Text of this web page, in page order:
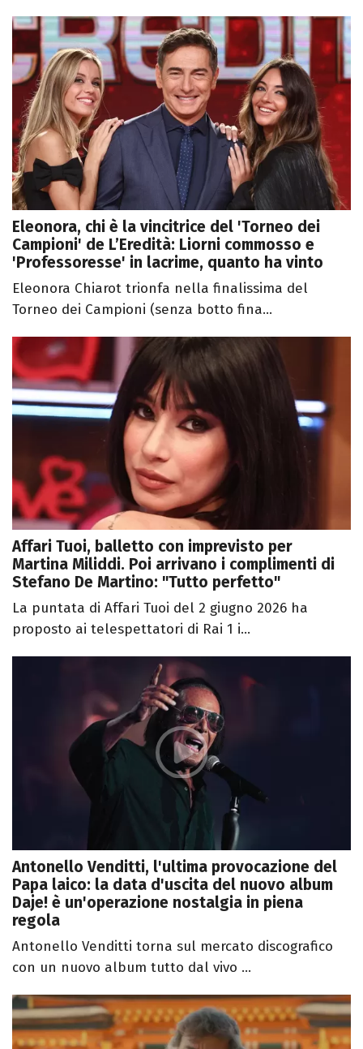
Eleonora, chi è la vincitrice del 'Torneo dei
Campioni' de L’Eredità: Liorni commosso e
'Professoresse' in lacrime, quanto ha vinto
Eleonora Chiarot trionfa nella finalissima del
Torneo dei Campioni (senza botto fina...
Affari Tuoi, balletto con imprevisto per
Martina Miliddi. Poi arrivano i complimenti di
Stefano De Martino: "Tutto perfetto"
La puntata di Affari Tuoi del 2 giugno 2026 ha
proposto ai telespettatori di Rai 1 i...
Antonello Venditti, l'ultima provocazione del
Papa laico: la data d'uscita del nuovo album
Daje! è un'operazione nostalgia in piena
regola
Antonello Venditti torna sul mercato discografico
con un nuovo album tutto dal vivo ...